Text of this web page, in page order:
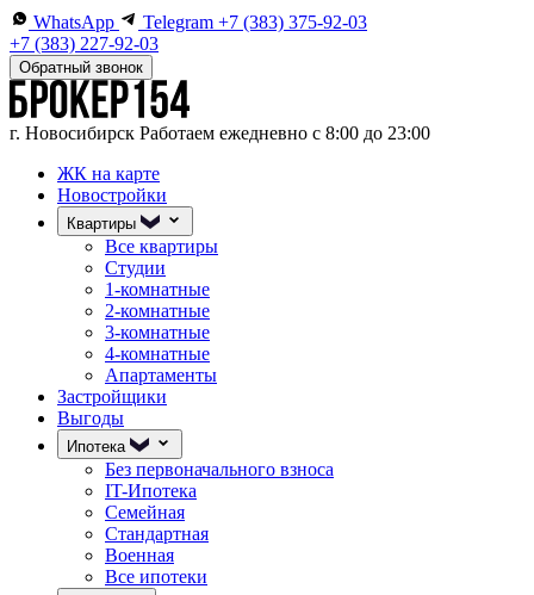
WhatsApp Telegram +7 (383) 375-92-03
+7 (383) 227-92-03
Обратный звонок
г. Новосибирск Работаем ежедневно с 8:00 до 23:00
ЖК на карте
Новостройки
Квартиры
Все квартиры
Студии
1-комнатные
2-комнатные
3-комнатные
4-комнатные
Апартаменты
Застройщики
Выгоды
Ипотека
Без первоначального взноса
IT-Ипотека
Семейная
Стандартная
Военная
Все ипотеки